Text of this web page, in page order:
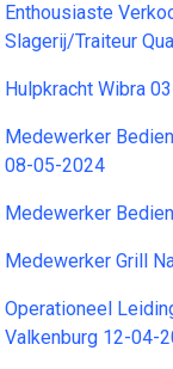
Enthousiaste
Slagerij/Traiteur
Hulpkracht Wibra
Medewerker
08-05-2024
Medewerker
Medewerker Grill
Operationeel
Valkenburg 12-04-